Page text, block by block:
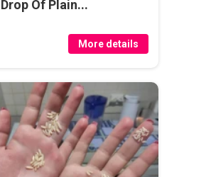
Of Plain...
More details